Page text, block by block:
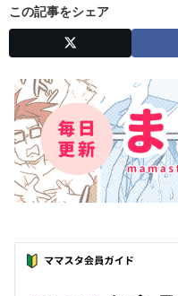
この記事をシェア